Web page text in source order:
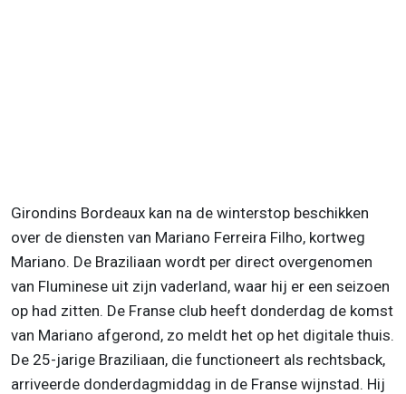
Girondins Bordeaux kan na de winterstop beschikken
over de diensten van Mariano Ferreira Filho, kortweg
Mariano. De Braziliaan wordt per direct overgenomen
van Fluminese uit zijn vaderland, waar hij er een seizoen
op had zitten. De Franse club heeft donderdag de komst
van Mariano afgerond, zo meldt het op het digitale thuis.
De 25-jarige Braziliaan, die functioneert als rechtsback,
arriveerde donderdagmiddag in de Franse wijnstad. Hij